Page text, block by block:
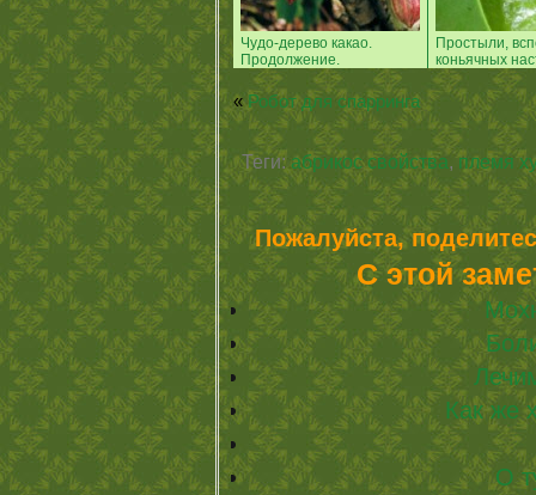
Чудо-дерево какао.
Продолжение.
Простыли,
коньячных
« Робот для спарринга
Теги:абрикос свойства, племя
Пожалуйста,
С этой
Как же
О